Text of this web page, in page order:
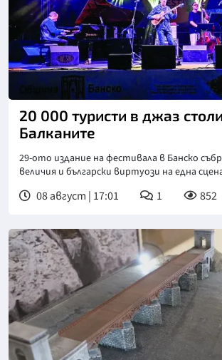
20 000 туристи в джаз
Балканите
29-ото издание на фестивала в Банско
величия и български виртуози на една
08 август | 17:01 1 852